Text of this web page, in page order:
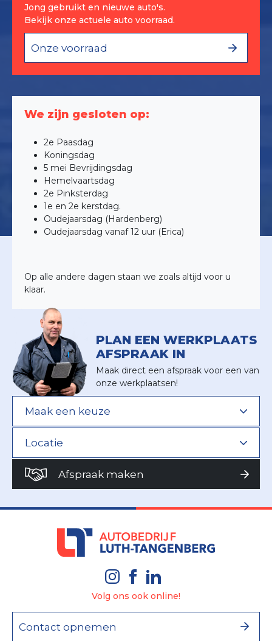
Jong gebruikt en nieuwe auto's.
Bekijk onze actuele auto voorraad.
Onze voorraad
We zijn gesloten op:
2e Paasdag
Koningsdag
5 mei Bevrijdingsdag
Hemelvaartsdag
2e Pinksterdag
1e en 2e kerstdag.
Oudejaarsdag (Hardenberg)
Oudejaarsdag vanaf 12 uur (Erica)
Op alle andere dagen staan we zoals altijd voor u
klaar.
PLAN EEN WERKPLAATS
AFSPRAAK IN
Maak direct een afspraak voor een van
onze werkplaatsen!
Afspraak maken
Volg ons ook online!
Contact opnemen